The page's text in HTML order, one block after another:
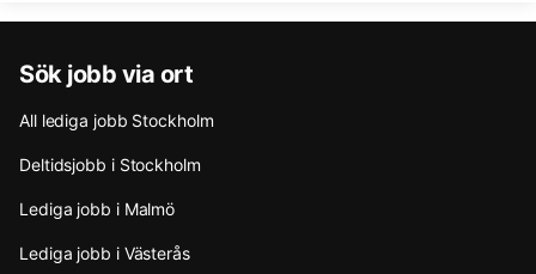
Sök jobb via ort
All lediga jobb Stockholm
Deltidsjobb i Stockholm
Lediga jobb i Malmö
Lediga jobb i Västerås